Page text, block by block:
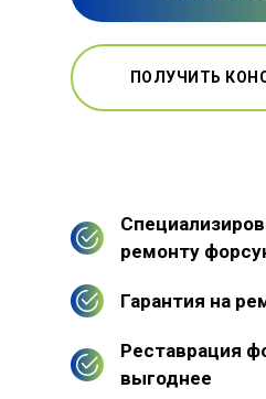
ПОЛУЧИТЬ
ремонту
Гарантия на
Реставрация
выгоднее